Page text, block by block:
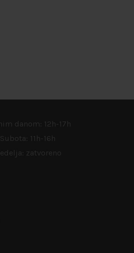
danom: 12h-17h
Subota: 11h-16h
zatvoreno